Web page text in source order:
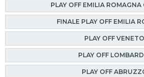
PLAY OFF EMILIA ROMAGNA
FINALE PLAY OFF EMILIA
PLAY OFF VENETO
PLAY OFF
PLAY OFF